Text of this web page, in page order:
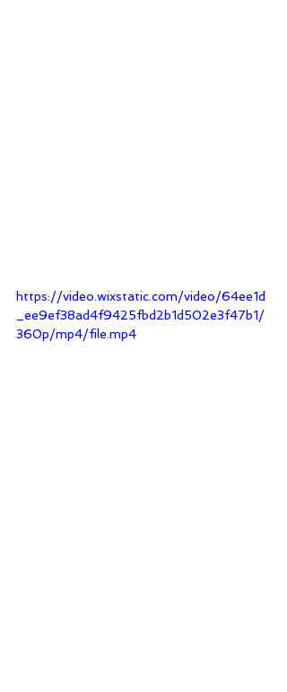
https://video.wixstatic.com/video/64ee1d
_ee9ef38ad4f9425fbd2b1d502e3f47b1/
360p/mp4/file.mp4